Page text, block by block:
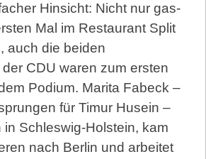
Hinsicht: Nicht nur gas­
Mal im Restaurant Split
auch die beiden
CDU waren zum ersten
Podium. Marita Fabeck –
für Timur Husein –
in Schleswig-Holstein, kam
nach Berlin und arbeitet